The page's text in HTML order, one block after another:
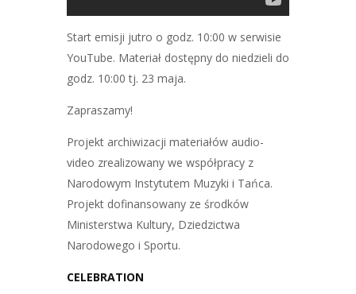
Start emisji jutro o godz. 10:00 w serwisie
YouTube. Materiał dostępny do niedzieli do
godz. 10:00 tj. 23 maja.
Zapraszamy!
Projekt archiwizacji materiałów audio-
video zrealizowany we współpracy z
Narodowym Instytutem Muzyki i Tańca.
Projekt dofinansowany ze środków
Ministerstwa Kultury, Dziedzictwa
Narodowego i Sportu.
CELEBRATION